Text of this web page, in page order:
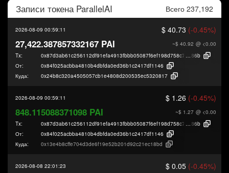
Записи токена ParallelAI Всего 237,192
2026-08-09 00:59:11 $ 40.73 (-0.45%)
~$ 40.92 @ <0.00
27,422.387857332167 PAI
Tx: 0x87d3ab61c256112df91efa4913fbbb05087f6ef198d758c797a9b87e5291c
86b
От:
0x84f025acbba4810b4dbfda0ed36b1c2417df1146
Куда:
0x24b8c320a4505057cb1e4808d200535ec5320817
2026-08-09 00:59:11 $ 1.26 (-0.45%)
~$ 1.27 @ <0.00
848.115088371098 PAI
Tx: 0x87d3ab61c256112df91efa4913fbbb05087f6ef198d758c797a9b87e5291c
86b
От:
0x84f025acbba4810b4dbfda0ed36b1c2417df1146
Куда:
0x13e4b8cffe704d3de6f19e52b201d92c21ec18bd
2026-08-08 22:01:23 $ 0.05 (-0.45%)